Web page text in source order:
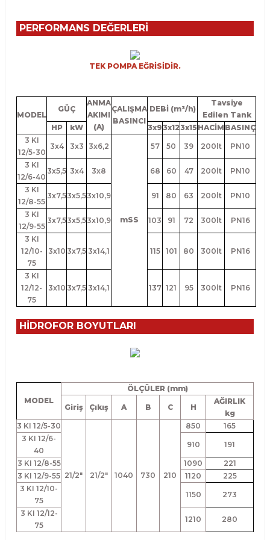
PERFORMANS DEĞERLERİ
TEK POMPA EĞRİSİDİR.
MODEL
GÜÇ
ANMA
AKIMI
(A)
ÇALIŞMA
BASINCI
DEBİ (m³/h)
Tavsiye
Edilen Tank
HP
kW 3x9 3x123x15HACİM BASINÇ
3 KI
12/5-30
3x4 3x3 3x6,2
mSS
57 50 39 200lt PN10
3 KI
12/6-40
3x5,5 3x4 3x8 68 60 47 200lt PN10
3 KI
12/8-55
3x7,53x5,53x10,9 91 80 63 200lt PN10
3 KI
12/9-55
3x7,53x5,53x10,9 103 91 72 300lt PN16
3 KI
12/10-
75
3x10 3x7,5 3x14,1 115 101 80 300lt PN16
3 KI
12/12-
75
3x10 3x7,5 3x14,1 137 121 95 300lt PN16
HİDROFOR BOYUTLARI
MODEL
ÖLÇÜLER (mm)
Giriş Çıkış A B C H
AĞIRLIK
kg
3 KI 12/5-30
21/2" 21/2" 1040 730 210
850
165
3 KI 12/6-
40
910 191
3 KI 12/8-55 1090
221
3 KI 12/9-55
1120
225
3 KI 12/10-
75
1150 273
3 KI 12/12-
75
1210 280